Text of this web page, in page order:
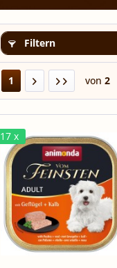
Filtern
1 von 2
17 x